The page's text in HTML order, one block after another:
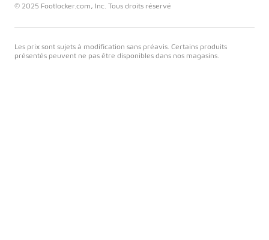
© 2025 Footlocker.com, Inc. Tous droits réservé
Les prix sont sujets à modification sans préavis. Certains produits
présentés peuvent ne pas être disponibles dans nos magasins.